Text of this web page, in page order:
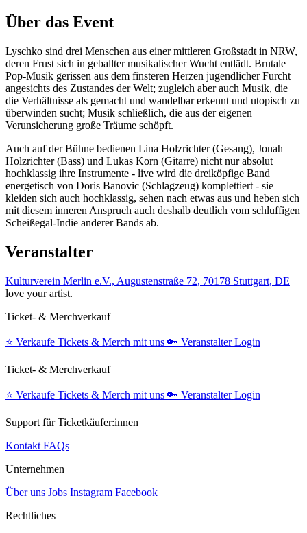
Über das Event
Lyschko sind drei Menschen aus einer mittleren Großstadt in NRW,
deren Frust sich in geballter musikalischer Wucht entlädt. Brutale
Pop-Musik gerissen aus dem finsteren Herzen jugendlicher Furcht
angesichts des Zustandes der Welt; zugleich aber auch Musik, die
die Verhältnisse als gemacht und wandelbar erkennt und utopisch zu
überwinden sucht; Musik schließlich, die aus der eigenen
Verunsicherung große Träume schöpft.
Auch auf der Bühne bedienen Lina Holzrichter (Gesang), Jonah
Holzrichter (Bass) und Lukas Korn (Gitarre) nicht nur absolut
hochklassig ihre Instrumente - live wird die dreiköpfige Band
energetisch von Doris Banovic (Schlagzeug) komplettiert - sie
kleiden sich auch hochklassig, sehen nach etwas aus und heben sich
mit diesem inneren Anspruch auch deshalb deutlich vom schluffigen
Scheißegal-Indie anderer Bands ab.
Veranstalter
Kulturverein Merlin e.V., Augustenstraße 72, 70178 Stuttgart, DE
love your artist.
Ticket- & Merchverkauf
⭐️ Verkaufe Tickets & Merch mit uns 🔑 Veranstalter Login
Ticket- & Merchverkauf
⭐️ Verkaufe Tickets & Merch mit uns 🔑 Veranstalter Login
Support für Ticketkäufer:innen
Kontakt FAQs
Unternehmen
Über uns Jobs Instagram Facebook
Rechtliches